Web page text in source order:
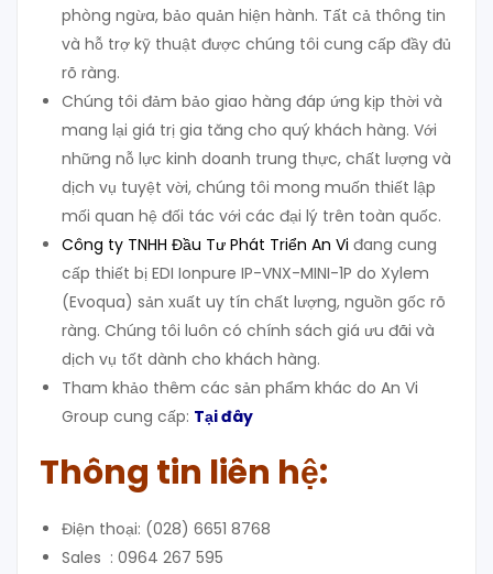
phòng ngừa, bảo quản hiện hành. Tất cả thông tin
và hỗ trợ kỹ thuật được chúng tôi cung cấp đầy đủ
rõ ràng.
Chúng tôi đảm bảo giao hàng đáp ứng kịp thời và
mang lại giá trị gia tăng cho quý khách hàng. Với
những nỗ lực kinh doanh trung thực, chất lượng và
dịch vụ tuyệt vời, chúng tôi mong muốn thiết lập
mối quan hệ đối tác với các đại lý trên toàn quốc.
Công ty TNHH Đầu Tư Phát Triển An Vi đang cung
cấp thiết bị EDI Ionpure IP-VNX-MINI-1P do Xylem
(Evoqua) sản xuất uy tín chất lượng, nguồn gốc rõ
ràng. Chúng tôi luôn có chính sách giá ưu đãi và
dịch vụ tốt dành cho khách hàng.
Tham khảo thêm các sản phẩm khác do An Vi
Group cung cấp: Tại đây
Thông tin liên hệ:
Điện thoại: (028) 6651 8768
Sales : 0964 267 595